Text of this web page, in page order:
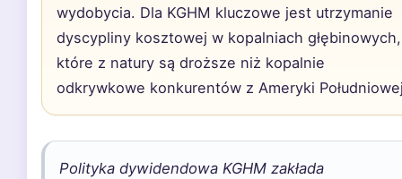
wydobycia. Dla KGHM kluczowe jest utrzymanie
dyscypliny kosztowej w kopalniach głębinowych,
które z natury są droższe niż kopalnie
odkrywkowe konkurentów z Ameryki
Polityka dywidendowa KGHM zakłada